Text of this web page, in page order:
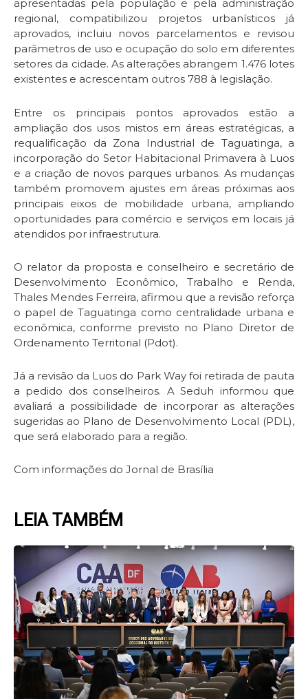
apresentadas pela população e pela administração
regional, compatibilizou projetos urbanísticos já
aprovados, incluiu novos parcelamentos e revisou
parâmetros de uso e ocupação do solo em diferentes
setores da cidade. As alterações abrangem 1.476 lotes
existentes e acrescentam outros 788 à legislação.
Entre os principais pontos aprovados estão a
ampliação dos usos mistos em áreas estratégicas, a
requalificação da Zona Industrial de Taguatinga, a
incorporação do Setor Habitacional Primavera à Luos
e a criação de novos parques urbanos. As mudanças
também promovem ajustes em áreas próximas aos
principais eixos de mobilidade urbana, ampliando
oportunidades para comércio e serviços em locais já
atendidos por infraestrutura.
O relator da proposta e conselheiro e secretário de
Desenvolvimento Econômico, Trabalho e Renda,
Thales Mendes Ferreira, afirmou que a revisão reforça
o papel de Taguatinga como centralidade urbana e
econômica, conforme previsto no Plano Diretor de
Ordenamento Territorial (Pdot).
Já a revisão da Luos do Park Way foi retirada de pauta
a pedido dos conselheiros. A Seduh informou que
avaliará a possibilidade de incorporar as alterações
sugeridas ao Plano de Desenvolvimento Local (PDL),
que será elaborado para a região.
Com informações do Jornal de Brasília
LEIA TAMBÉM
PagePagePagePagePage